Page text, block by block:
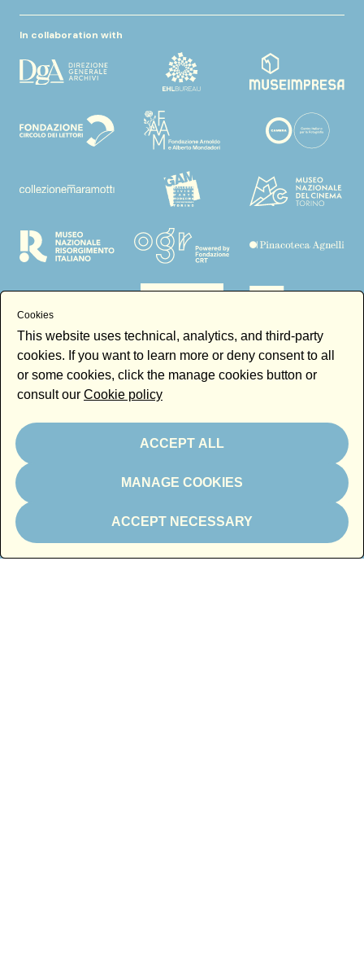
In collaboration with
Cookies
This website uses technical, analytics, and third-party
cookies. If you want to learn more or deny consent to all
or some cookies, click the manage cookies button or
consult our Cookie policy
ACCEPT ALL
MANAGE COOKIES
ACCEPT NECESSARY